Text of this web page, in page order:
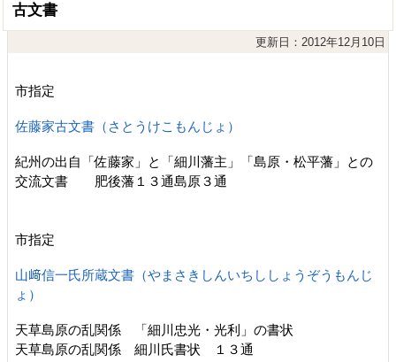
古文書
更新日：2012年12月10日
市指定
佐藤家古文書（さとうけこもんじょ）
紀州の出自「佐藤家」と「細川藩主」「島原・松平藩」との
交流文書 肥後藩１３通島原３通
市指定
山﨑信一氏所蔵文書（やまさきしんいちししょうぞうもんじ
ょ）
天草島原の乱関係 「細川忠光・光利」の書状
天草島原の乱関係 細川氏書状 １３通